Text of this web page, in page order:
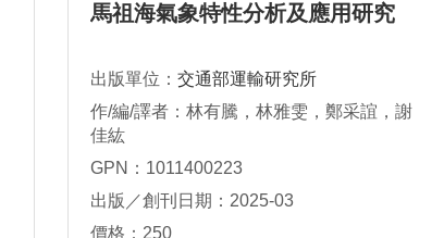
馬祖海氣象特性分析及應用研究
出版單位： 交通部運輸研究所
作/編/譯者：林有騰，林雅雯，鄭采誼，謝
佳紘
GPN：1011400223
出版／創刊日期：2025-03
價格：250